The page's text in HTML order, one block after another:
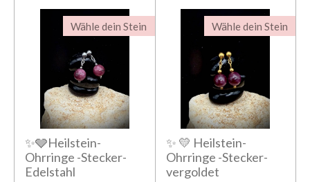
Wähle dein Stein
✨🩶Heilstein-
Ohrringe -Stecker-
Edelstahl
Wähle dein Stein
✨ 💛 Heilstein-
Ohrringe -Stecker-
vergoldet